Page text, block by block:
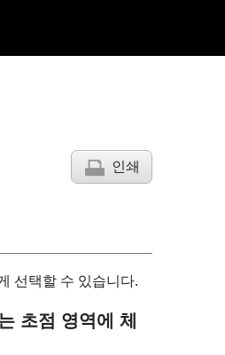
인쇄
선택할 수 있습니다.
초점 영역에 체